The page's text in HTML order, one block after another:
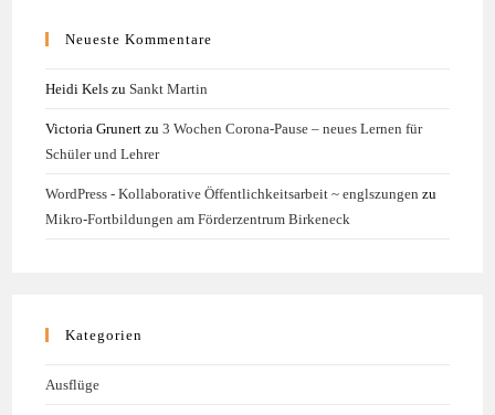
Neueste Kommentare
Heidi Kels zuSankt Martin
Victoria Grunert zu3 Wochen Corona-Pause – neues Lernen für
Schüler und Lehrer
WordPress - Kollaborative Öffentlichkeitsarbeit ~ englszungen zu
Mikro-Fortbildungen am Förderzentrum Birkeneck
Kategorien
Ausflüge